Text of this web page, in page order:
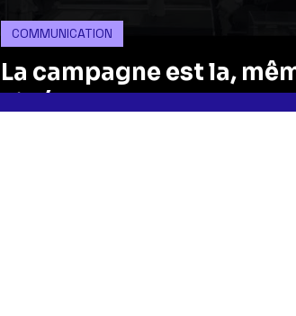
La campagne est la,
vidéo !
COMMUNICATION